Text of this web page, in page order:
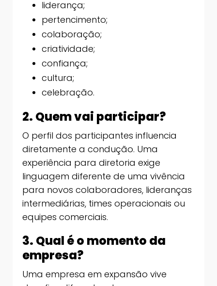
liderança;
pertencimento;
colaboração;
criatividade;
confiança;
cultura;
celebração.
2. Quem vai participar?
O perfil dos participantes influencia
diretamente a condução. Uma
experiência para diretoria exige
linguagem diferente de uma vivência
para novos colaboradores, lideranças
intermediárias, times operacionais ou
equipes comerciais.
3. Qual é o momento da
empresa?
Uma empresa em expansão vive